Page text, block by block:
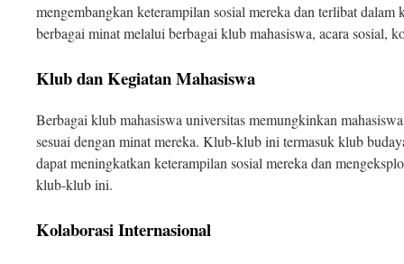
mengembangkan keterampilan sosial mereka dan terlibat dalam
berbagai minat melalui berbagai klub mahasiswa, acara sosial,
Klub dan Kegiatan Mahasiswa
Berbagai klub mahasiswa universitas memungkinkan
sesuai dengan minat mereka. Klub-klub ini termasuk klub
dapat meningkatkan keterampilan sosial mereka dan
klub-klub ini.
Kolaborasi Internasional